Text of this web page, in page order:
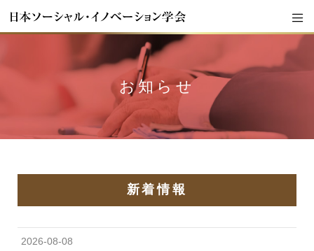
お知らせ
新着情報
2026-08-08